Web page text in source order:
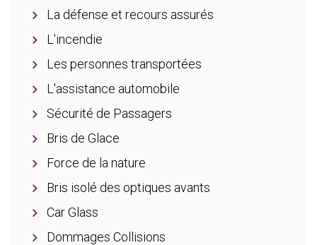
La défense et recours assurés
L'incendie
Les personnes transportées
L'assistance automobile
Sécurité de Passagers
Bris de Glace
Force de la nature
Bris isolé des optiques avants
Car Glass
Dommages Collisions